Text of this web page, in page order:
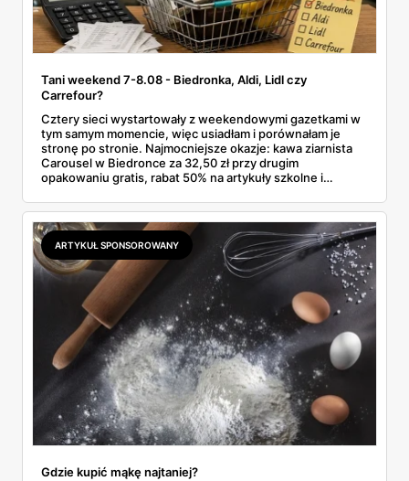
Tani weekend 7-8.08 - Biedronka, Aldi, Lidl czy
Carrefour?
Cztery sieci wystartowały z weekendowymi gazetkami w
tym samym momencie, więc usiadłam i porównałam je
stronę po stronie. Najmocniejsze okazje: kawa ziarnista
Carousel w Biedronce za 32,50 zł przy drugim
opakowaniu gratis, rabat 50% na artykuły szkolne i
2,99 zł za kilogram, ale wyłącznie w sobotę z aplikacją. Aldi
odpowiada masłem za 2,99 zł. Werdykt w skrócie:
najwięcej wyciśniesz z Biedronki, po świeże warzywa jedź
do Aldi.
ARTYKUŁ SPONSOROWANY
Gdzie kupić mąkę najtaniej?